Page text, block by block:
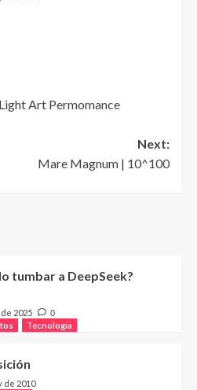
Art Permomance
Next:
Mare Magnum | 10^100
tumbar a DeepSeek?
2025 0
Tecnología
de 2010